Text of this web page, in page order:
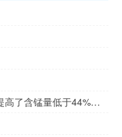
市场消息：印度最大锰矿生产商MOIL提高了含锰量低于44%的矿石价格；降低了含锰44%或更高的矿石价格